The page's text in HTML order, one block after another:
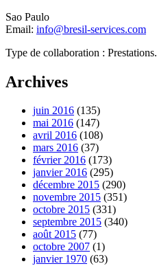
Sao Paulo
Email: info@bresil-services.com
Type de collaboration : Prestations.
Archives
juin 2016 (135)
mai 2016 (147)
avril 2016 (108)
mars 2016 (37)
février 2016 (173)
janvier 2016 (295)
décembre 2015 (290)
novembre 2015 (351)
octobre 2015 (331)
septembre 2015 (340)
août 2015 (77)
octobre 2007 (1)
janvier 1970 (63)